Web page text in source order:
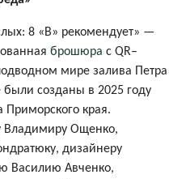
8 «В» рекомендует» —
брошюра с QR–
мире залива Петра
были созданы в 2025 году
Приморского края.
Владимиру Ощенко,
дизайнеру
Василию Авченко,